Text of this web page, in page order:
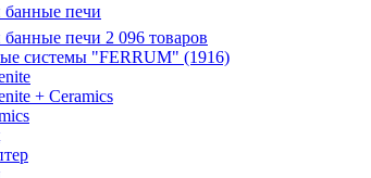
печи
печи 2 096 товаров
системы "FERRUM" (1916)
+ Ceramics